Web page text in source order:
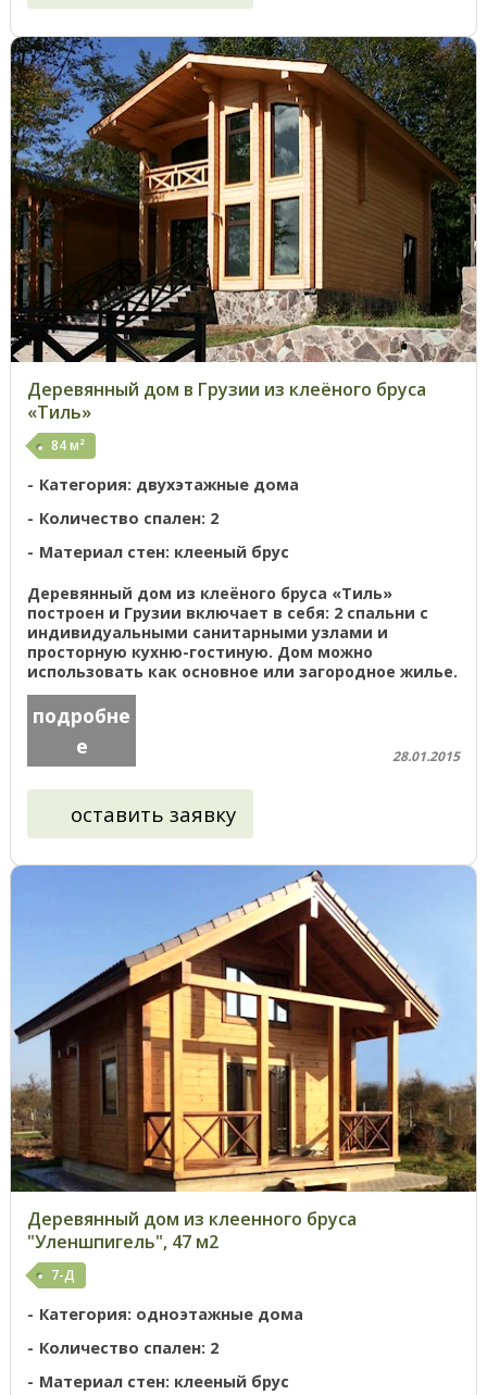
Деревянный дом в Грузии из клеёного бруса
«Тиль»
84 м²
Категория: двухэтажные дома
Количество спален: 2
Материал стен: клееный брус
Деревянный дом из клеёного бруса «Тиль»
построен и Грузии включает в себя: 2 спальни с
индивидуальными санитарными узлами и
просторную кухню-гостиную. Дом можно
использовать как основное или загородное жилье.
Смотрите так-же: Проектирование, ...
подробне
е
28.01.2015
оставить заявку
Деревянный дом из клеенного бруса
"Уленшпигель", 47 м2
7-Д
Категория: одноэтажные дома
Количество спален: 2
Материал стен: клееный брус